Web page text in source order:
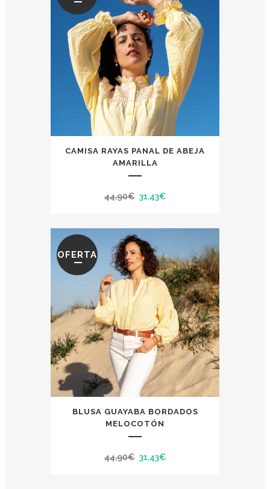
CAMISA RAYAS PANAL DE ABEJA
AMARILLA
44,90€ El
original
era:
44,90€.
31,43€El
actual
31,43€.
OFERTA
BLUSA GUAYABA BORDADOS
MELOCOTÓN
44,90€ El
31,43€El